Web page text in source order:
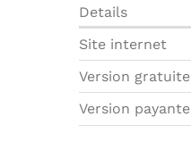
Details
Site internet
Version gratuite
Version payante